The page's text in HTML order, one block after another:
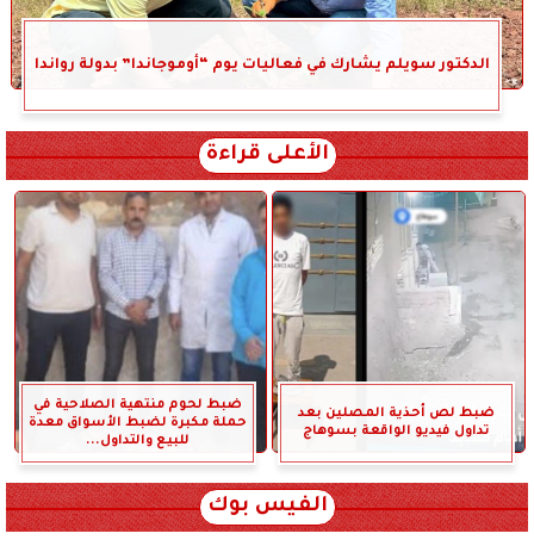
الدكتور سويلم يشارك في فعاليات يوم “أوموجاندا” بدولة رواندا
الأعلى قراءة
ضبط لص أحذية المصلين بعد
تداول فيديو الواقعة بسوهاج
ضبط لحوم منتهية الصلاحية في
حملة مكبرة لضبط الأسواق معدة
للبيع والتداول...
الفيس بوك